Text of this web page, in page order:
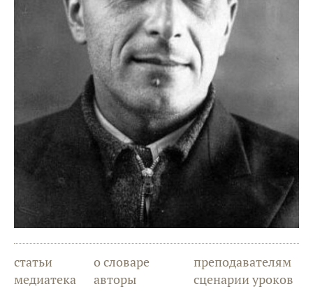
статьи
медиатека
о словаре
авторы
преподавателям
сценарии уроков